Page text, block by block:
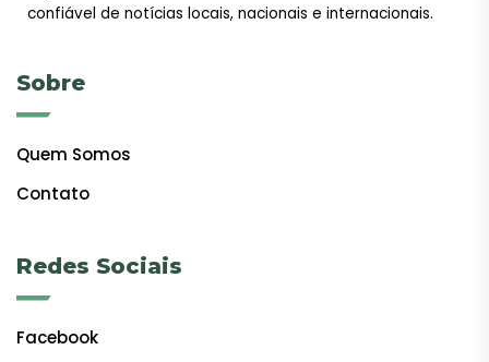
confiável de notícias locais, nacionais e internacionais.
Sobre
Quem Somos
Contato
Redes Sociais
Facebook